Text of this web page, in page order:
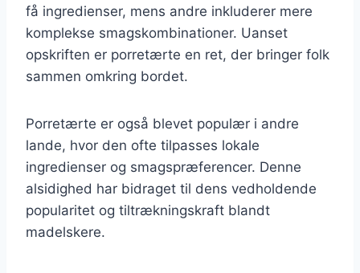
få ingredienser, mens andre inkluderer mere
komplekse smagskombinationer. Uanset
opskriften er porretærte en ret, der bringer folk
sammen omkring bordet.
Porretærte er også blevet populær i andre
lande, hvor den ofte tilpasses lokale
ingredienser og smagspræferencer. Denne
alsidighed har bidraget til dens vedholdende
popularitet og tiltrækningskraft blandt
madelskere.